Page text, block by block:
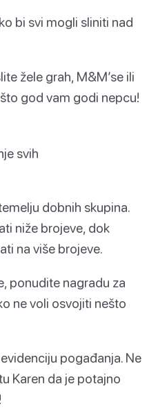
bi svi mogli sliniti nad
žele grah, M&M’se ili
god vam godi nepcu!
svih
dobnih skupina.
niže brojeve, dok
na više brojeve.
ponudite nagradu za
ne voli osvojiti nešto
pogađanja. Ne
Karen da je potajno